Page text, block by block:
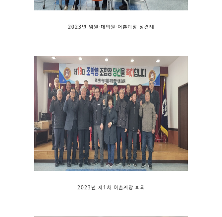
2023년 임원·대의원·어촌계장 상견례
2023년 제1차 어촌계장 회의